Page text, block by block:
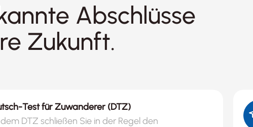
Abschlüsse
Zukunft.
Test für Zuwanderer (DTZ)
DTZ schließen Sie in der Regel den